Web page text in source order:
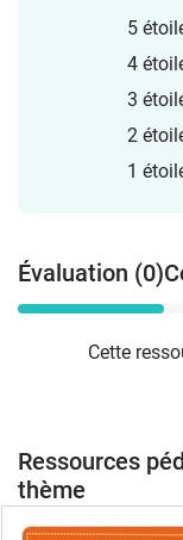
5
4
3
2
1
Évaluation (0)
Cette
Ressources
thème